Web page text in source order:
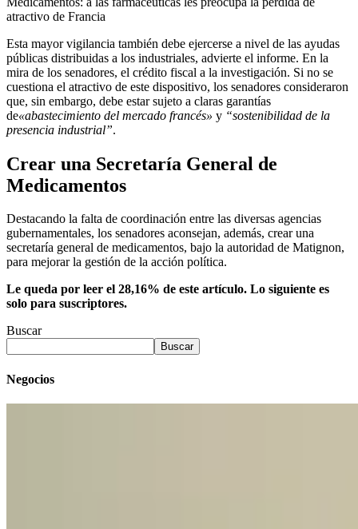
atractivo de Francia
Esta mayor vigilancia también debe ejercerse a nivel de las ayudas
públicas distribuidas a los industriales, advierte el informe. En la
mira de los senadores, el crédito fiscal a la investigación. Si no se
cuestiona el atractivo de este dispositivo, los senadores consideraron
que, sin embargo, debe estar sujeto a claras garantías
de«abastecimiento del mercado francés» y “sostenibilidad de la
presencia industrial”.
Crear una Secretaría General de
Medicamentos
Destacando la falta de coordinación entre las diversas agencias
gubernamentales, los senadores aconsejan, además, crear una
secretaría general de medicamentos, bajo la autoridad de Matignon,
para mejorar la gestión de la acción política.
Le queda por leer el 28,16% de este artículo. Lo siguiente es
solo para suscriptores.
Buscar
Buscar
Negocios